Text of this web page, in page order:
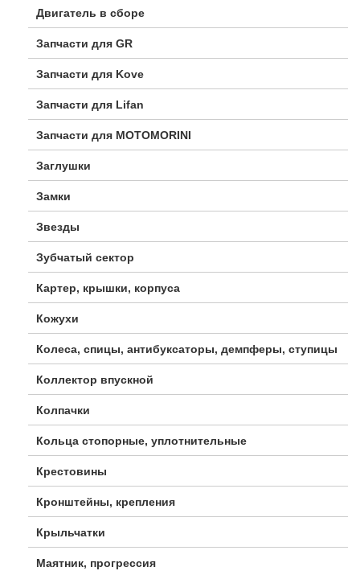
Двигатель в сборе
Запчасти для GR
Запчасти для Kove
Запчасти для Lifan
Запчасти для MOTOMORINI
Заглушки
Замки
Звезды
Зубчатый сектор
Картер, крышки, корпуса
Кожухи
Колеса, спицы, антибуксаторы, демпферы, ступицы
Коллектор впускной
Колпачки
Кольца стопорные, уплотнительные
Крестовины
Кронштейны, крепления
Крыльчатки
Маятник, прогрессия